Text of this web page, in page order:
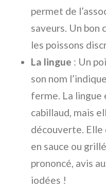
permet de
saveurs. Un bon
les poissons
La lingue : Un
son nom
ferme. La lingue
cabillaud, mais
découverte.
en sauce ou
prononcé, avis
iodées !